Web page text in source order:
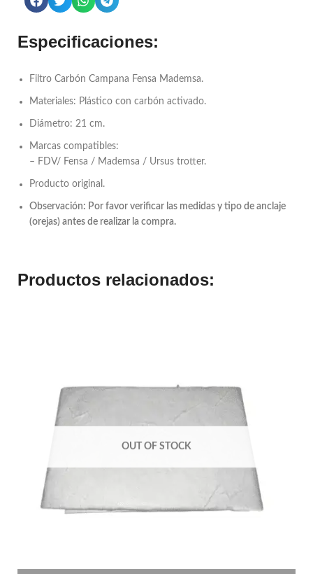
Especificaciones:
Filtro Carbón Campana Fensa Mademsa.
Materiales: Plástico con carbón activado.
Diámetro: 21 cm.
Marcas compatibles:
– FDV/ Fensa / Mademsa / Ursus trotter.
Producto original.
Observación: Por favor verificar las medidas y tipo de anclaje
(orejas) antes de realizar la compra.
Productos relacionados:
OUT OF STOCK